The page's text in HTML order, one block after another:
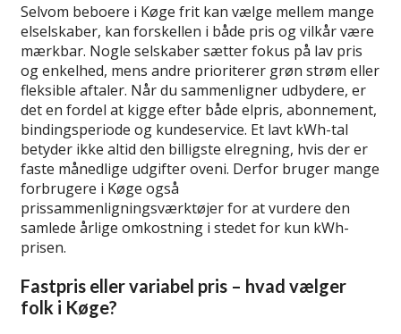
Selvom beboere i Køge frit kan vælge mellem mange
elselskaber, kan forskellen i både pris og vilkår være
mærkbar. Nogle selskaber sætter fokus på lav pris
og enkelhed, mens andre prioriterer grøn strøm eller
fleksible aftaler. Når du sammenligner udbydere, er
det en fordel at kigge efter både elpris, abonnement,
bindingsperiode og kundeservice. Et lavt kWh-tal
betyder ikke altid den billigste elregning, hvis der er
faste månedlige udgifter oveni. Derfor bruger mange
forbrugere i Køge også
prissammenligningsværktøjer for at vurdere den
samlede årlige omkostning i stedet for kun kWh-
prisen.
Fastpris eller variabel pris – hvad vælger
folk i Køge?